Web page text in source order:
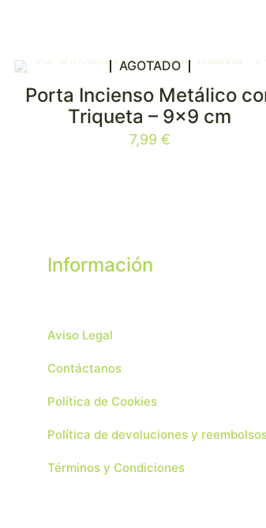
AGOTADO
Porta Incienso Metálico
Triqueta – 9×9 cm
7,99 €
Información
Aviso Legal
Contáctanos
Política de Cookies
Política de devoluciones y
Términos y Condiciones